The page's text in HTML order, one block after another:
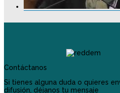
Contáctanos
Si tienes alguna duda o quieres
difusión, déjanos tu mensaje